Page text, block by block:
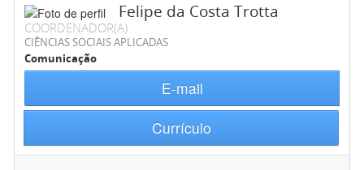
Felipe da Costa Trotta
COORDENADOR(A)
CIÊNCIAS SOCIAIS APLICADAS
Comunicação
E-mail
Currículo